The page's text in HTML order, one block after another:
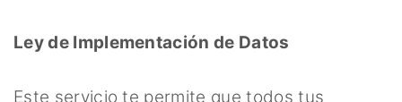
Ley de Implementación de Datos
Este servicio te permite que todos tus